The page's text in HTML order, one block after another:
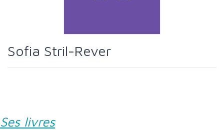
Sofia Stril-Rever
Ses livres